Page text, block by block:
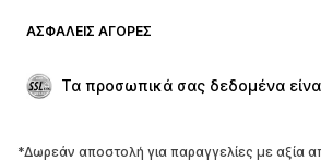
Περιστάσεις
ΠΑΠΟΎΤΣΙΑ
ΑΣΦΑΛΕΊΣ ΑΓΟΡΈΣ
Τα προσωπικά σας δεδομένα
*Δωρεάν αποστολή για παραγγελίες με αξία